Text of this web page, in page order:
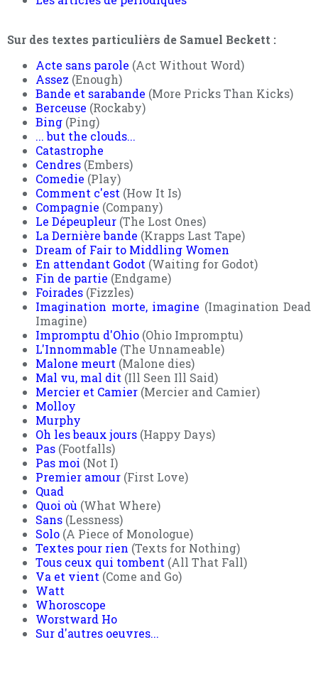
Sur des textes particulièrs de Samuel Beckett :
Acte sans parole (Act Without Word)
Assez (Enough)
Bande et sarabande (More Pricks Than Kicks)
Berceuse (Rockaby)
Bing (Ping)
... but the clouds...
Catastrophe
Cendres (Embers)
Comedie (Play)
Comment c'est (How It Is)
Compagnie (Company)
Le Dépeupleur (The Lost Ones)
La Dernière bande (Krapps Last Tape)
Dream of Fair to Middling Women
En attendant Godot (Waiting for Godot)
Fin de partie (Endgame)
Foirades (Fizzles)
Imagination morte, imagine (Imagination Dead
Imagine)
Impromptu d'Ohio (Ohio Impromptu)
L'Innommable (The Unnameable)
Malone meurt (Malone dies)
Mal vu, mal dit (Ill Seen Ill Said)
Mercier et Camier (Mercier and Camier)
Molloy
Murphy
Oh les beaux jours (Happy Days)
Pas (Footfalls)
Pas moi (Not I)
Premier amour (First Love)
Quad
Quoi où (What Where)
Sans (Lessness)
Solo (A Piece of Monologue)
Textes pour rien (Texts for Nothing)
Tous ceux qui tombent (All That Fall)
Va et vient (Come and Go)
Watt
Whoroscope
Worstward Ho
Sur d'autres oeuvres...